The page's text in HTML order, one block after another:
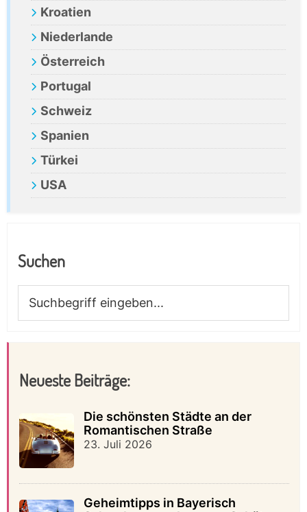
Kroatien
Niederlande
Österreich
Portugal
Schweiz
Spanien
Türkei
USA
Suchen
eingeben...
Neueste Beiträge:
Die schönsten Städte an der
Romantischen Straße
23. Juli 2026
Geheimtipps in Bayerisch